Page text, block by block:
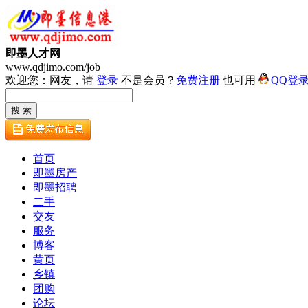
即墨人才网
www.qdjimo.com/job
欢迎您：网友，请 登录 不是会员？ 免费注册 也可用 QQ登
首页
即墨房产
即墨招聘
二手
交友
服务
博客
黄页
乡镇
团购
论坛